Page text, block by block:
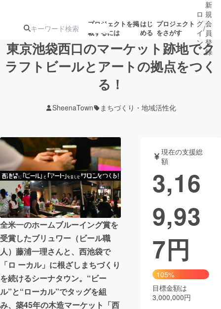
プロジェクトを掲
載するには
はじ
める
プロジェクト
をさがす
注目の新着プロ
テクノロジー・ガジェット
映像・映画 書籍・雑誌
ビジネス・起業 チャレンジ
まちづくり・地域活性化
CAMPFIRE for Social Good
CAMPFIRE Creation
CAMPFIREふるさと納税
コミュニティ
ロ
グ
イ
ン
/
新
規
会
員
登
録
東京池袋西口のマーケット跡地でク
ラフトビールとアートの拠点をつく
る！
SheenaTown まちづくり・地域活性化
全米一のホームブルーイング賞を
受賞したブリュワー（ビール職
人）藤浦一理さんと、西池袋で
「ロ ーカル」に根ざしまちづくり
を続けるシーナタウン。“ビー
ル”と“ローカル”でタッグを組
み、築45年の木造マーケット「西
現在の支援総
額
3,16
9,93
7円
105%
目標金額は
3,000,000円